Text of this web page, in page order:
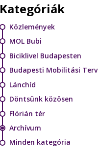
Kategóriák
Közlemények
MOL Bubi
Biciklivel Budapesten
Budapesti Mobilitási Terv
Lánchíd
Döntsünk közösen
Flórián tér
Archívum
Minden kategória